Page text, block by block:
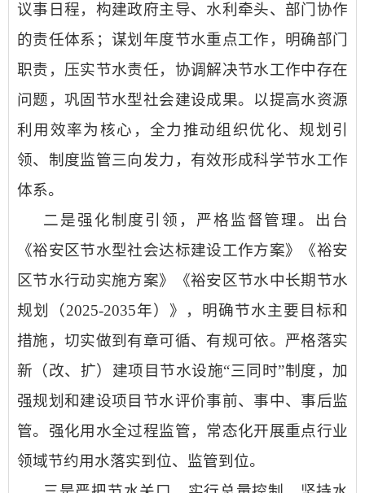
议事日程，构建政府主导、水利牵头、部门协作
的责任体系；谋划年度节水重点工作，明确部门
职责，压实节水责任，协调解决节水工作中存在
问题，巩固 节水型社会建设成果。 以提高水资源
利用效率为核心，全力推动组织优化、规划引
领、制度监管三向发力，有效形成科学节水工作
体系。
二是强化制度引领，严格监督管理。 出台
《裕安区节水型社会达标建设工作方案》《裕安
区节水行动实施方案》《裕安区节水中长期节水
规划（2025-2035年）》，明确节水主要目标和
措施，切实做到有章可循、有规可依。严格落实
新（改、扩）建项目节水设施“三同时”制度，加
强规划和建设项目节水评价事前、事中、事后监
管。强化用水全过程监管，常态化开展重点行业
领域节约用水落实到位、监管到位。